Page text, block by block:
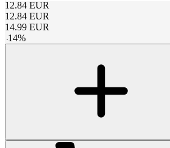
12.84 EUR
12.84 EUR
14.99 EUR
-14%